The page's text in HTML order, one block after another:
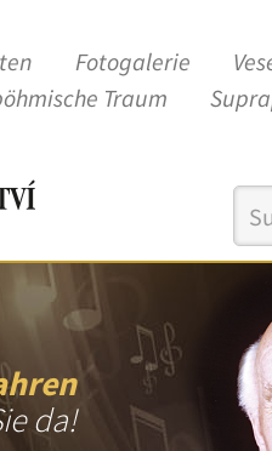
Fotogalerie
Traum
da!